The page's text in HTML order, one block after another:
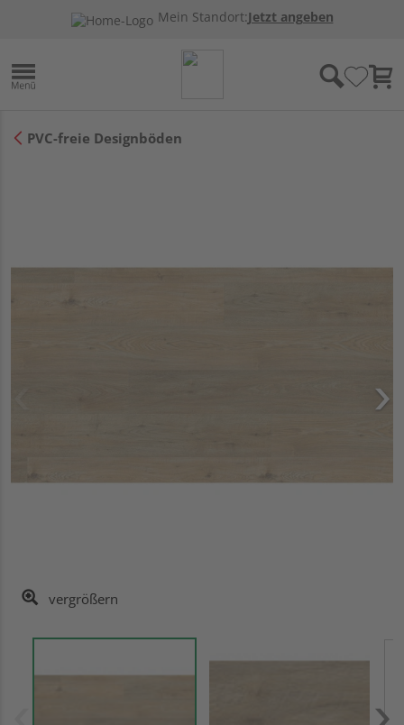
Mein Standort:Jetzt angeben
PVC-freie Designböden
vergrößern